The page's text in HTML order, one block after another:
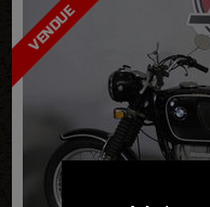
VENDUE